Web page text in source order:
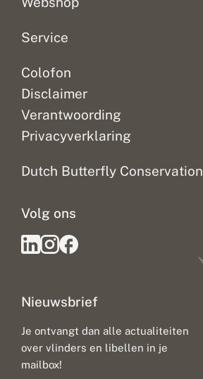
Service
Colofon
Disclaimer
Verantwoording
Privacyverklaring
Dutch Butterfly Conservation
Nieuwsbrief
Je ontvangt dan alle actualiteiten
over vlinders en libellen in je
mailbox!
Volg ons